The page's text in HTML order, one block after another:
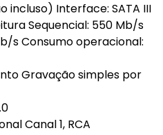
incluso) Interface: SATA III
Sequencial: 550 Mb/s
s Consumo operacional:
Gravação simples por
Canal 1, RCA